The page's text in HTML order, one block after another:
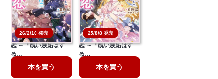
26/2/10 発売
前向き令嬢と二度目の
恋 ～『醜い嫉妬はす
る…
本を買う
25/8/8 発売
前向き令嬢と二度目の
恋 ～『醜い嫉妬はす
る…
本を買う